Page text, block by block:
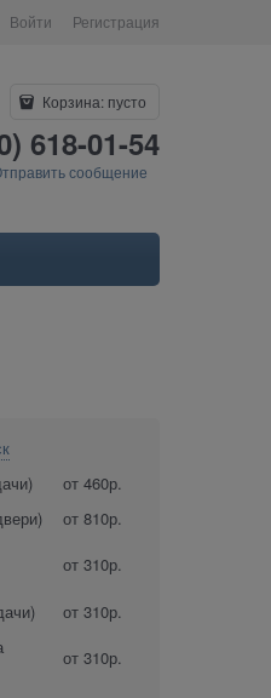
Войти Регистрация
Корзина: пусто
618-01-54
сообщение
от 460р.
от 810р.
от 310р.
от 310р.
от 310р.